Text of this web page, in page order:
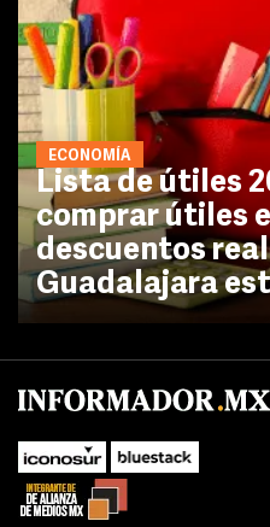
ECONOMÍA
Lista de útiles
comprar útiles
descuentos
Guadalajara